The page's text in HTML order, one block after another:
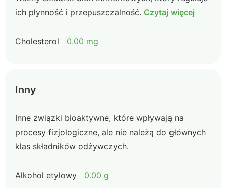
ich płynność i przepuszczalność. Czytaj więcej
Cholesterol 0.00 mg
Inny
Inne związki bioaktywne, które wpływają na
procesy fizjologiczne, ale nie należą do głównych
klas składników odżywczych.
Alkohol etylowy 0.00 g